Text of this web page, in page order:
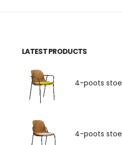
LATEST PRODUCTS